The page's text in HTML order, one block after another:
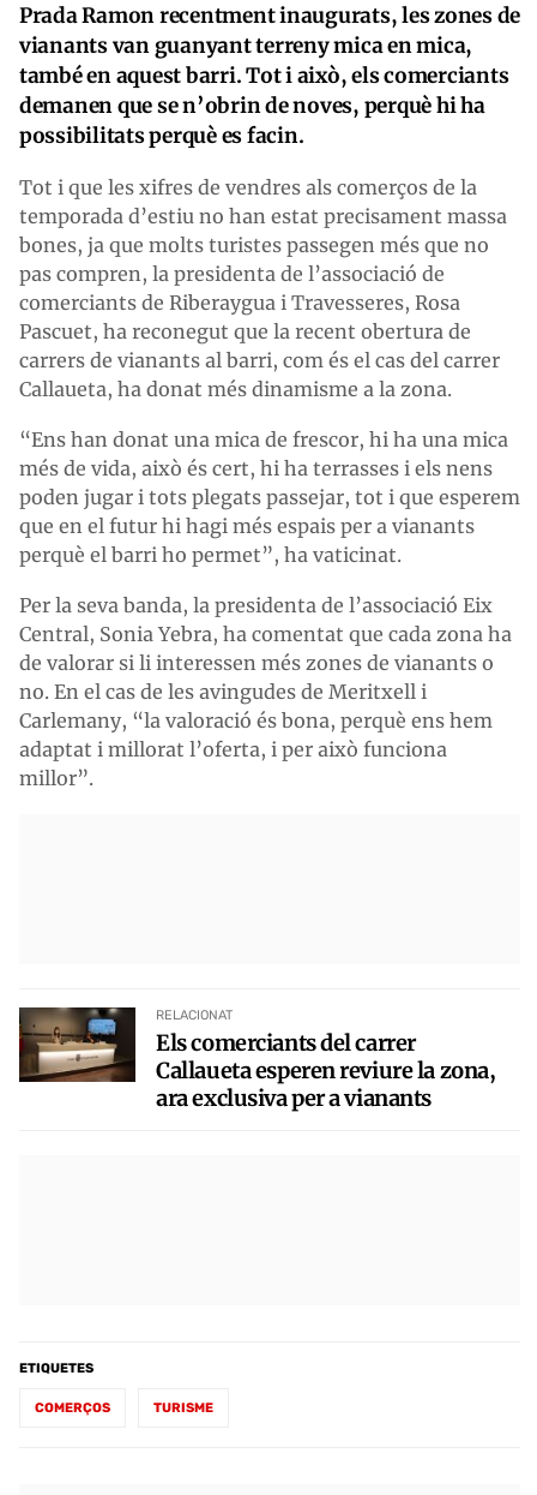
Prada Ramon recentment inaugurats, les zones de
vianants van guanyant terreny mica en mica,
també en aquest barri. Tot i això, els comerciants
demanen que se n’obrin de noves, perquè hi ha
possibilitats perquè es facin.
Tot i que les xifres de vendres als comerços de la
temporada d’estiu no han estat precisament massa
bones, ja que molts turistes passegen més que no
pas compren, la presidenta de l’associació de
comerciants de Riberaygua i Travesseres, Rosa
Pascuet, ha reconegut que la recent obertura de
carrers de vianants al barri, com és el cas del carrer
Callaueta, ha donat més dinamisme a la zona.
“Ens han donat una mica de frescor, hi ha una mica
més de vida, això és cert, hi ha terrasses i els nens
poden jugar i tots plegats passejar, tot i que esperem
que en el futur hi hagi més espais per a vianants
perquè el barri ho permet”, ha vaticinat.
Per la seva banda, la presidenta de l’associació Eix
Central, Sonia Yebra, ha comentat que cada zona ha
de valorar si li interessen més zones de vianants o
no. En el cas de les avingudes de Meritxell i
Carlemany, “la valoració és bona, perquè ens hem
adaptat i millorat l’oferta, i per això funciona
millor”.
RELACIONAT
Els comerciants del carrer
Callaueta esperen reviure la zona,
ara exclusiva per a vianants
ETIQUETES
COMERÇOS TURISME